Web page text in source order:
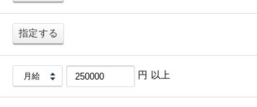
指定する
円 以上